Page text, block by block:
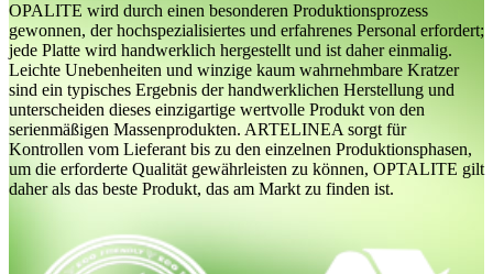
OPALITE wird durch einen besonderen Produktionsprozess
gewonnen, der hochspezialisiertes und erfahrenes Personal erfordert;
jede Platte wird handwerklich hergestellt und ist daher einmalig.
Leichte Unebenheiten und winzige kaum wahrnehmbare Kratzer
sind ein typisches Ergebnis der handwerklichen Herstellung und
unterscheiden dieses einzigartige wertvolle Produkt von den
serienmäßigen Massenprodukten. ARTELINEA sorgt für
Kontrollen vom Lieferant bis zu den einzelnen Produktionsphasen,
um die erforderte Qualität gewährleisten zu können, OPTALITE gilt
daher als das beste Produkt, das am Markt zu finden ist.